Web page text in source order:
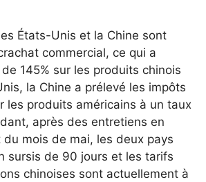
États-Unis et la Chine sont
commercial, ce qui a
145% sur les produits chinois
la Chine a prélevé les impôts
les produits américains à un taux
après des entretiens en
mois de mai, les deux pays
sursis de 90 jours et les tarifs
chinoises sont actuellement à